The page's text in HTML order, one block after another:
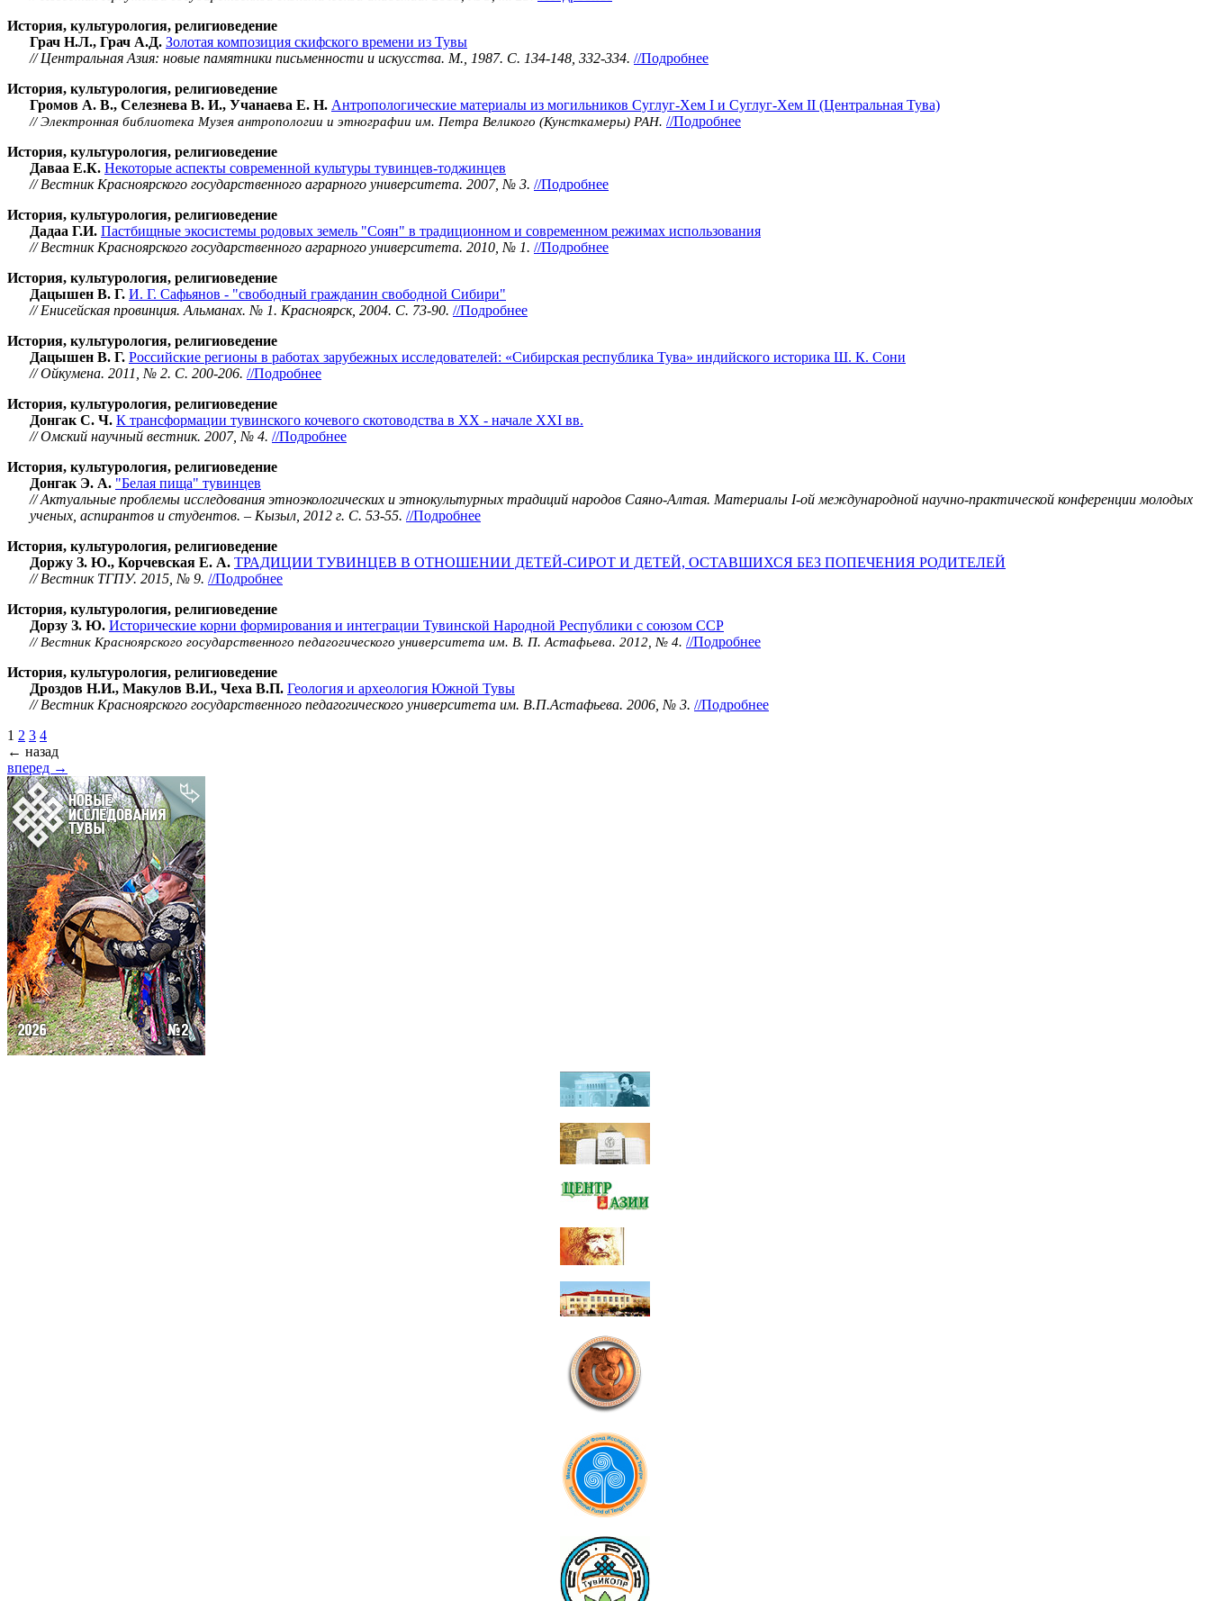
История, культурология, религиоведение
Грач Н.Л., Грач А.Д. Золотая композиция скифского времени из Тувы
// Центральная Азия: новые памятники письменности и искусства. М., 1987. С. 134-148, 332-334. //Подробнее
История, культурология, религиоведение
Громов А. В., Селезнева В. И., Учанаева Е. Н. Антропологические материалы из могильников Суглуг-Хем I и Суглуг-Хем II (Центральная Тува)
// Электронная библиотека Музея антропологии и этнографии им. Петра Великого (Кунсткамеры) РАН. //Подробнее
История, культурология, религиоведение
Даваа Е.К. Некоторые аспекты современной культуры тувинцев-тоджинцев
// Вестник Красноярского государственного аграрного университета. 2007, № 3. //Подробнее
История, культурология, религиоведение
Дадаа Г.И. Пастбищные экосистемы родовых земель "Соян" в традиционном и современном режимах использования
// Вестник Красноярского государственного аграрного университета. 2010, № 1. //Подробнее
История, культурология, религиоведение
Дацышен В. Г. И. Г. Сафьянов - "свободный гражданин свободной Сибири"
// Енисейская провинция. Альманах. № 1. Красноярск, 2004. С. 73-90. //Подробнее
История, культурология, религиоведение
Дацышен В. Г. Российские регионы в работах зарубежных исследователей: «Сибирская республика Тува» индийского историка Ш. К. Сони
// Ойкумена. 2011, № 2. C. 200-206. //Подробнее
История, культурология, религиоведение
Донгак С. Ч. К трансформации тувинского кочевого скотоводства в XX - начале XXI вв.
// Омский научный вестник. 2007, № 4. //Подробнее
История, культурология, религиоведение
Донгак Э. А. "Белая пища" тувинцев
// Актуальные проблемы исследования этноэкологических и этнокультурных традиций народов Саяно-Алтая. Материалы I-ой международной научно-практической конференции молодых
ученых, аспирантов и студентов. – Кызыл, 2012 г. С. 53-55. //Подробнее
История, культурология, религиоведение
Доржу З. Ю., Корчевская Е. А. ТРАДИЦИИ ТУВИНЦЕВ В ОТНОШЕНИИ ДЕТЕЙ-СИРОТ И ДЕТЕЙ, ОСТАВШИХСЯ БЕЗ ПОПЕЧЕНИЯ РОДИТЕЛЕЙ
// Вестник ТГПУ. 2015, № 9. //Подробнее
История, культурология, религиоведение
Дорзу З. Ю. Исторические корни формирования и интеграции Тувинской Народной Республики с союзом ССР
// Вестник Красноярского государственного педагогического университета им. В. П. Астафьева. 2012, № 4. //Подробнее
История, культурология, религиоведение
Дроздов Н.И., Макулов В.И., Чеха В.П. Геология и археология Южной Тувы
// Вестник Красноярского государственного педагогического университета им. В.П.Астафьева. 2006, № 3. //Подробнее
1 2 3 4
← назад
вперед →